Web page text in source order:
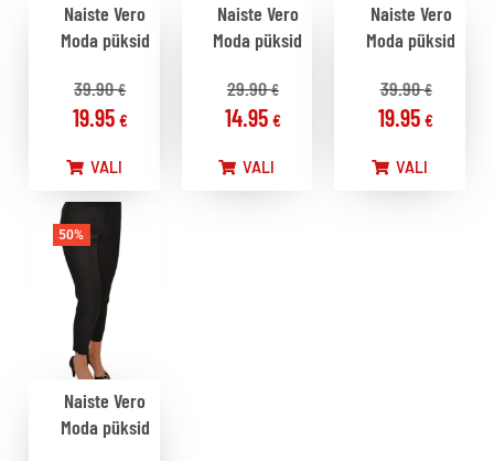
Naiste Vero
Moda püksid
39.90€
19.95 €
VALI
Naiste Vero
Moda püksid
29.90€
14.95 €
VALI
Naiste Vero
Moda püksid
39.90€
19.95€
VALI
50%
Naiste Vero
Moda püksid